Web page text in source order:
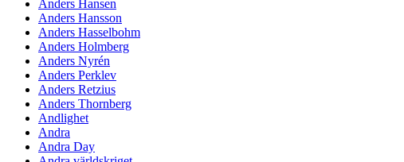
Anders Hansen
Anders Hansson
Anders Hasselbohm
Anders Holmberg
Anders Nyrén
Anders Perklev
Anders Retzius
Anders Thornberg
Andlighet
Andra
Andra Day